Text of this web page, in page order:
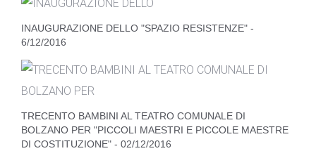
INAUGURAZIONE DELLO "SPAZIO RESISTENZE" -
6/12/2016
TRECENTO BAMBINI AL TEATRO COMUNALE DI
BOLZANO PER "PICCOLI MAESTRI E PICCOLE MAESTRE
DI COSTITUZIONE" - 02/12/2016